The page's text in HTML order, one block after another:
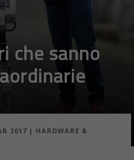
che sanno
2017 | HARDWARE &